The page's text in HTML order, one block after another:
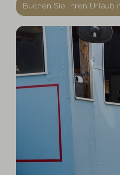
Buchen Sie Ihren Urlaub